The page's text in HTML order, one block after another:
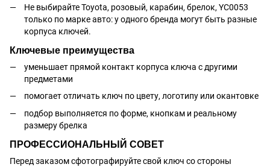
Не выбирайте Toyota, розовый, карабин, брелок, YC0053
только по марке авто: у одного бренда могут быть разные
корпуса ключей.
Ключевые преимущества
уменьшает прямой контакт корпуса ключа с другими
предметами
помогает отличать ключ по цвету, логотипу или окантовке
подбор выполняется по форме, кнопкам и реальному
размеру брелка
ПРОФЕССИОНАЛЬНЫЙ СОВЕТ
Перед заказом сфотографируйте свой ключ со стороны